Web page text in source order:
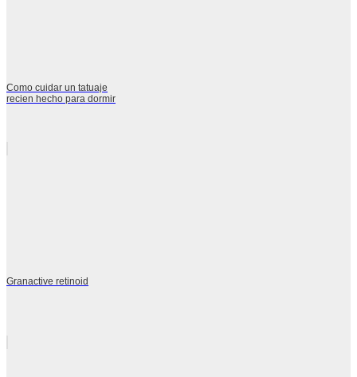
Como cuidar un tatuaje
recien hecho para dormir
Granactive retinoid